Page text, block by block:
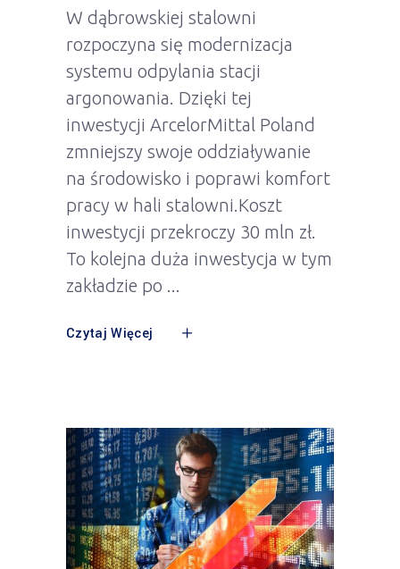
W dąbrowskiej stalowni
rozpoczyna się modernizacja
systemu odpylania stacji
argonowania. Dzięki tej
inwestycji ArcelorMittal Poland
zmniejszy swoje oddziaływanie
na środowisko i poprawi komfort
pracy w hali stalowni.Koszt
inwestycji przekroczy 30 mln zł.
To kolejna duża inwestycja w tym
zakładzie po
Czytaj Więcej